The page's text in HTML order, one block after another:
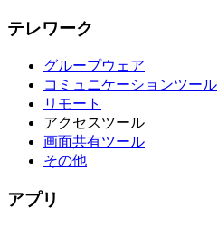
テレワーク
グループウェア
コミュニケーションツール
リモート
アクセスツール
画面共有ツール
その他
アプリ